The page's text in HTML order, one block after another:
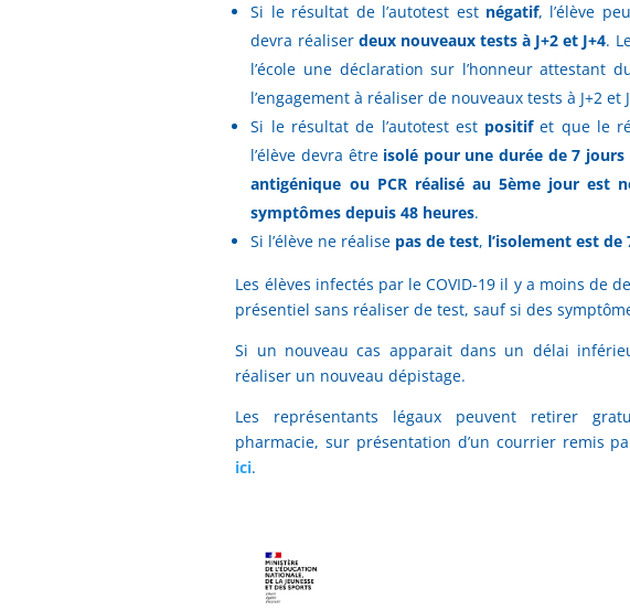
Si le résultat de l’autotest est négatif, l’élève
devra réaliser deux nouveaux tests à J+2 et J+4.
l’école une déclaration sur l’honneur
l’engagement à réaliser de nouveaux tests à J+2
Si le résultat de l’autotest est positifet que le
l’élève devra êtreisolé pour une durée de 7 jours
antigénique ou PCR réalisé au 5ème jour est
symptômes depuis 48 heures.
Si l’élève ne réalise pas de test, l’isolement est de
Les élèves infectés par le COVID-19 il y a moins de
présentiel sans réaliser de test, sauf si des
Si un nouveau cas apparait dans un délai
réaliser un nouveau dépistage.
Les représentants légaux peuvent retirer
pharmacie, sur présentation d’un courrier remis
ici.